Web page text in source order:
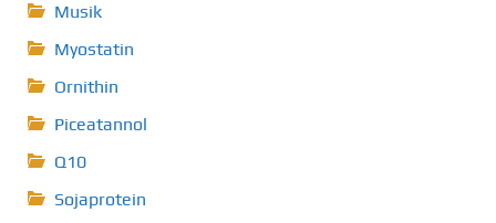
Musik
Myostatin
Ornithin
Piceatannol
Q10
Sojaprotein